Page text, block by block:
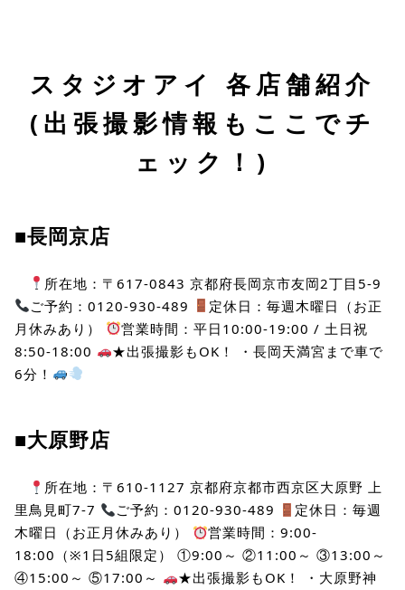
スタジオアイ 各店舗紹介
(出張撮影情報もここでチ
ェック！)
■長岡京店
所在地：〒617-0843 京都府長岡京市友岡2丁目5-9
ご予約：0120-930-489
定休日：毎週木曜日（お正
月休みあり）
営業時間：平日10:00-19:00 / 土日祝
8:50-18:00
★出張撮影もOK！ ・長岡天満宮まで車で
6分！
■大原野店
所在地：〒610-1127 京都府京都市西京区大原野 上
里鳥見町7-7
ご予約：0120-930-489
定休日：毎週
木曜日（お正月休みあり）
営業時間：9:00-
18:00（※1日5組限定） ①9:00～ ②11:00～ ③13:00～
④15:00～ ⑤17:00～
★出張撮影もOK！ ・大原野神